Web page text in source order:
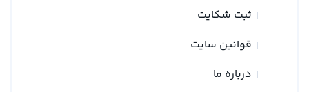
ثبت شکایت
قوانین سایت
درباره ما